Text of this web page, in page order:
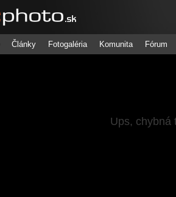
Články Fotogaléria Komunita Fórum
Ups, chybná